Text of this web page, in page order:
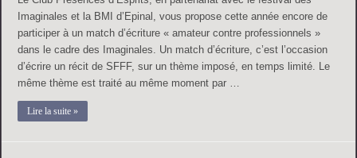
Imaginales et la BMI d’Epinal, vous propose cette année encore de
participer à un match d’écriture « amateur contre professionnels »
dans le cadre des Imaginales. Un match d’écriture, c’est l’occasion
d’écrire un récit de SFFF, sur un thème imposé, en temps limité. Le
même thème est traité au même moment par …
Lire la suite »